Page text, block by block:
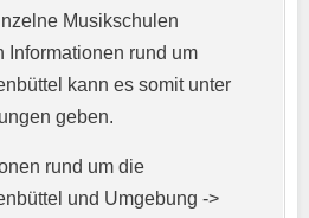
*
Musikschulen
Informationen rund um
kann es somit unter
geben.
rund um die
und Umgebung ->